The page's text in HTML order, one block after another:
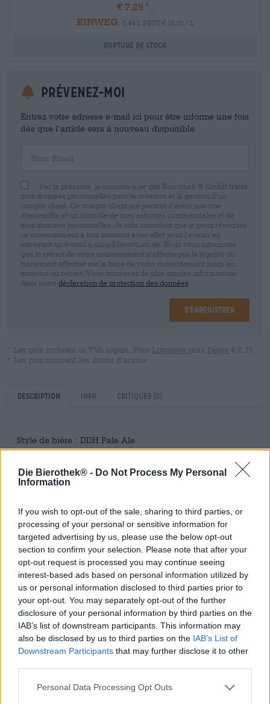
Die Bierothek® - Do Not Process My Personal
Information
If you wish to opt-out of the sale, sharing to third parties, or
processing of your personal or sensitive information for
targeted advertising by us, please use the below opt-out
section to confirm your selection. Please note that after your
opt-out request is processed you may continue seeing
interest-based ads based on personal information utilized by
us or personal information disclosed to third parties prior to
your opt-out. You may separately opt-out of the further
disclosure of your personal information by third parties on the
IAB’s list of downstream participants. This information may
also be disclosed by us to third parties on the IAB’s List of
Downstream Participants that may further disclose it to other
Personal Data Processing Opt Outs
€ 7,29
EINWEG
0,44 L PEUT € 16,02 / L
Rupture de stock
Prévenez-moi
Entrez votre adresse e-mail ici pour être informé une fois
dès que l’article sera à nouveau disponible.
Par la présente, je consens à ce que Bierothek ® GmbH traite
mes données personnelles pour la création et la gestion d’un
compte client. Ce compte client me permet d’avoir une vue
d’ensemble et un contrôle de mes activités commerciales et de
mes données personnelles. Je suis conscient que je peux révoquer
ce consentement à tout moment avec effet pour l’avenir en
envoyant un e-mail à shop@bierothek.de. Nous vous informons
que le retrait de votre consentement n’affecte pas la légalité du
traitement effectué sur la base de votre consentement jusqu’au
moment du retrait. Vous trouverez de plus amples informations
dans notre déclaration de protection des données
S’enregistrer
* Les prix incluent la TVA légale. Plus Livraison plus Dépôt € 0,25
* Les prix incluent les droits d’accise
Description Info Critiques (0)
Style de bière : DDH Pale Ale
Les agrumes mènent une existence plutôt discrète. Bien
qu’ils soient utilisés en cuisine comme acidulant naturel,
ils jouent rarement le rôle principal ; il en va de même
d’une source inattendue : les notes d’agrumes font fureur
sur la scène de la bière artisanale, même si elles sont
rarement obtenues à partir d’agrumes. Les variétés de
houblon spéciales telles que Citra ou Mandarina Bavaria
sont généralement responsables d’arômes forts, acidulés
et merveilleusement acidulés. Elles constituent le choix
parfait pour les India Pale Ales et complètent à merveille
les saveurs résineuses, tropicales et amères.
Un excellent exemple de l’utilisation savante des notes
d’agrumes dans la bière est la base d’agrumes d’Espiga.
Les brasseurs de Barcelone ont développé une India Pale
Ale double houblonnée à froid qui met l’accent sur
résultat final est un rêve fruité avec une amertume vive et